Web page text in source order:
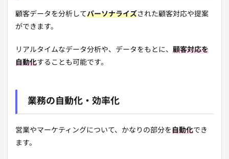
顧客データを分析してパーソナライズされた顧客対応や提案
ができます。
リアルタイムなデータ分析や、データをもとに、 顧客対応を
自動化することも可能です。
業務の自動化・効率化
営業やマーケティングについて、かなりの部分を自動化でき
ます。